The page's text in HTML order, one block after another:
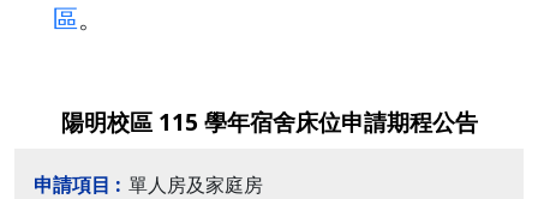
區。
陽明校區 115 學年宿舍床位申請期程公告
單人房及家庭房